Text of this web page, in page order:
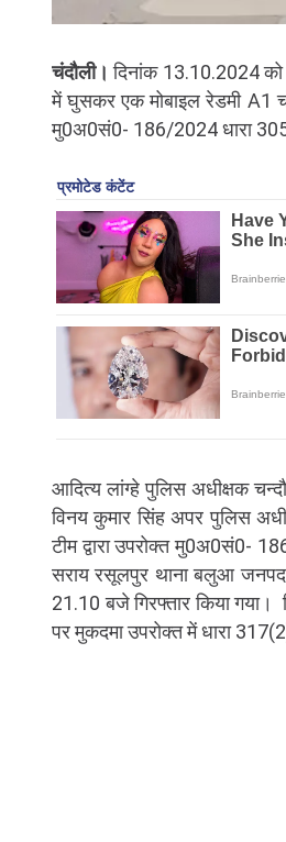
चंदौली। दिनांक 13.10.2024 को
में घुसकर एक मोबाइल रेडमी A1
मु0अ0सं0- 186/2024 धारा
आदित्य लांग्हे पुलिस अधीक्षक
विनय कुमार सिंह अपर पुलिस
टीम द्वारा उपरोक्त मु0अ0सं0-
सराय रसूलपुर थाना बलुआ जनपद
21.10 बजे गिरफ्तार किया गया।
पर मुकदमा उपरोक्त में धारा